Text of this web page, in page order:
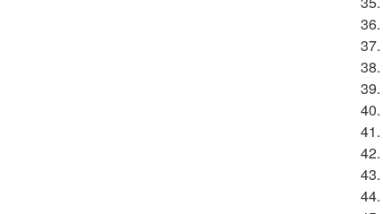
36.
37.
38.
39.
40.
41.
42.
43.
44.